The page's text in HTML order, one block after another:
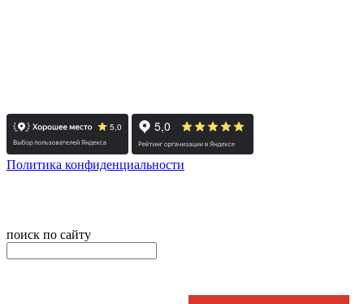
Политика конфиденциальности
поиск по сайту